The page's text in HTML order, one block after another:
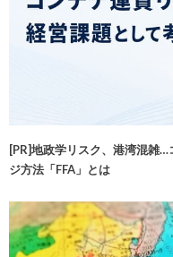
[PR]地政学リスク、港湾混雑
ジ方法「FFA」とは